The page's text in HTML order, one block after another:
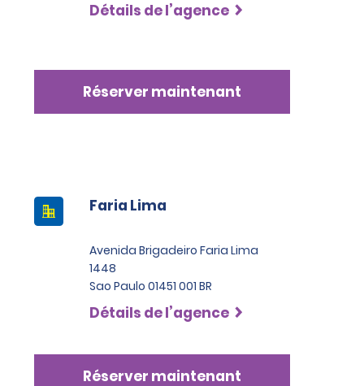
Détails de l’agence
Réserver maintenant
Faria Lima
Avenida Brigadeiro Faria Lima
1448
Sao Paulo 01451 001 BR
Détails de l’agence
Réserver maintenant